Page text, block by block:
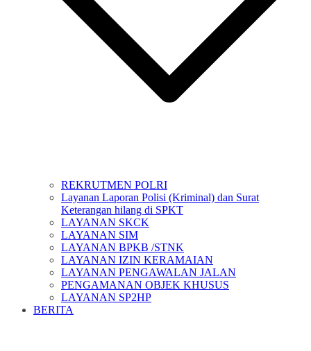
REKRUTMEN POLRI
Layanan Laporan Polisi (Kriminal) dan Surat
Keterangan hilang di SPKT
LAYANAN SKCK
LAYANAN SIM
LAYANAN BPKB /STNK
LAYANAN IZIN KERAMAIAN
LAYANAN PENGAWALAN JALAN
PENGAMANAN OBJEK KHUSUS
LAYANAN SP2HP
BERITA